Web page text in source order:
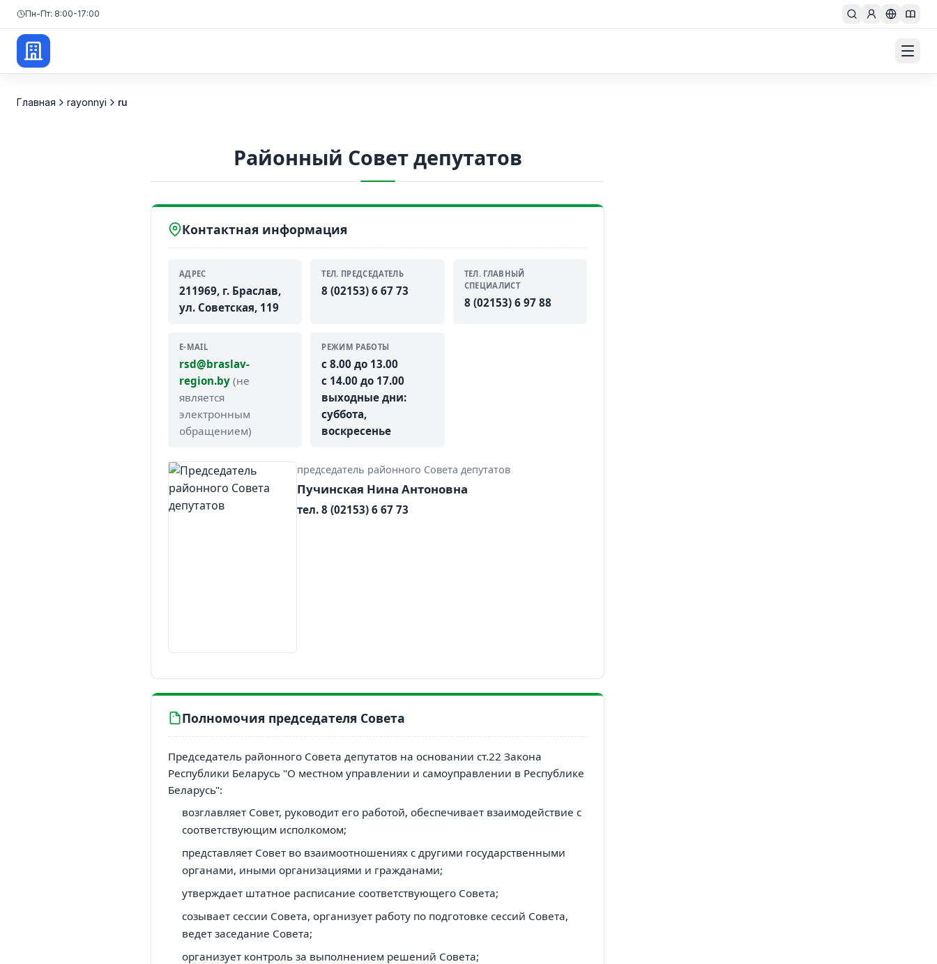
Пн-Пт: 8:00-17:00
Главная rayonnyi ru
Районный Совет депутатов
Контактная информация
АДРЕС
211969, г. Браслав,
ул. Советская, 119
ТЕЛ. ПРЕДСЕДАТЕЛЬ
8 (02153) 6 67 73
ТЕЛ. ГЛАВНЫЙ
СПЕЦИАЛИСТ
8 (02153) 6 97 88
E-MAIL
rsd@braslav-
region.by (не
является
электронным
обращением)
РЕЖИМ РАБОТЫ
с 8.00 до 13.00
с 14.00 до 17.00
выходные дни:
суббота,
воскресенье
председатель районного Совета депутатов
Пучинская Нина Антоновна
тел. 8 (02153) 6 67 73
Полномочия председателя Совета
Председатель районного Совета депутатов на основании ст.22 Закона
Республики Беларусь "О местном управлении и самоуправлении в Республике
Беларусь":
возглавляет Совет, руководит его работой, обеспечивает взаимодействие с
соответствующим исполкомом;
представляет Совет во взаимоотношениях с другими государственными
органами, иными организациями и гражданами;
утверждает штатное расписание соответствующего Совета;
созывает сессии Совета, организует работу по подготовке сессий Совета,
ведет заседание Совета;
организует контроль за выполнением решений Совета;